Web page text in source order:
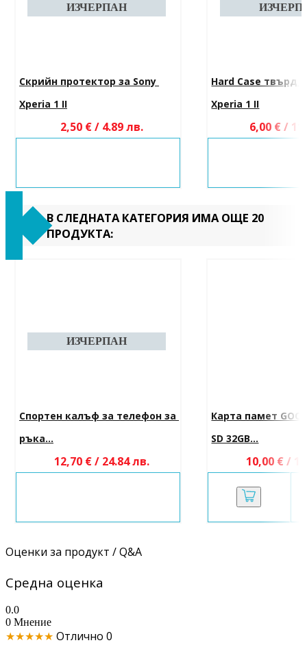
Скрийн протектор за Sony
Xperia 1 II
2,50 € / 4.89 лв.
Hard Case твърд
Xperia 1 II
6,00 € /
В СЛЕДНАТА КАТЕГОРИЯ ИМА ОЩЕ 20
ПРОДУКТА:
Спортен калъф за телефон за
ръка...
12,70 € / 24.84 лв.
Карта памет
SD 32GB...
10,00 € /
Оценки за продукт / Q&A
Средна оценка
0.0
0 Мнение
★★★★★ Отлично 0